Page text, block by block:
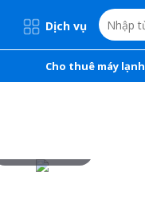
Dịch vụ
Cho thuê máy lạnh